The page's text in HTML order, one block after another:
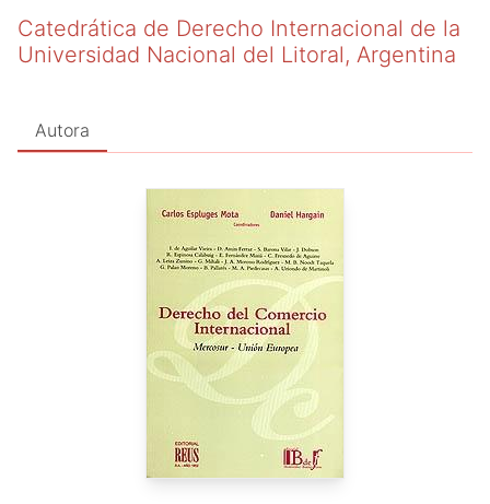
Catedrática de Derecho Internacional de la
Universidad Nacional del Litoral, Argentina
Autora